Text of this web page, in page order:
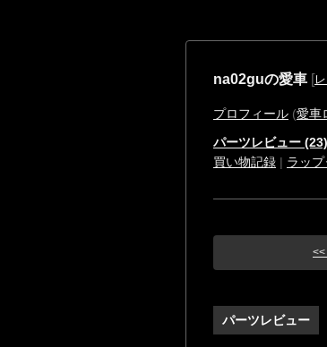
na02guの愛車 [
プロフィール (愛車
パーツレビュー (23)
買い物記録 | ラッ
パーツレビュー